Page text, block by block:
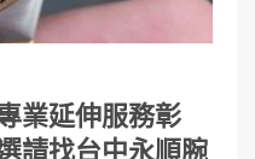
業延伸服務彰
請找台中永順腕